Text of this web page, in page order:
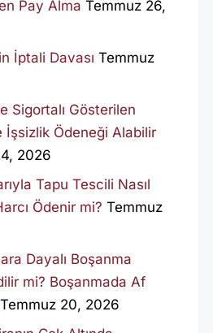
Pay Alma Temmuz 26,
İptali Davası Temmuz
Sigortalı Gösterilen
İşsizlik Ödeneği Alabilir
2026
Tapu Tescili Nasıl
Ödenir mi? Temmuz
Dayalı Boşanma
mi? Boşanmada Af
Temmuz 20, 2026